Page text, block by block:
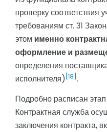
проверку соответствия
требованиям ст. 31
этом именно
оформление и
определения
исполнителя) [18] .
Подробно расписан
Контрактная служба
заключения контракта,